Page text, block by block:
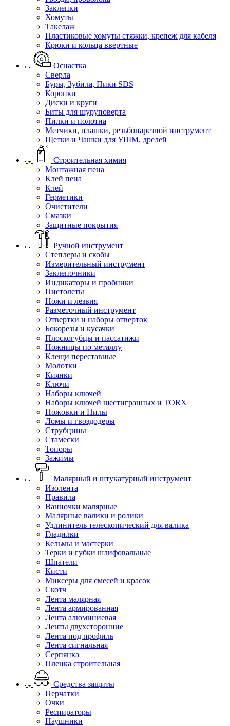
Заклепки
Хомуты
Такелаж
Пластиковые хомуты стяжки, крепеж для кабеля
Крюки и кольца ввертные
Оснастка
Сверла
Буры, Зубила, Пики SDS
Коронки
Диски и круги
Биты для шуруповерта
Пилки и полотна
Метчики, плашки, резьбонарезной инструмент
Щетки и Чашки для УШМ, дрелей
Строительная химия
Монтажная пена
Клей пена
Клей
Герметики
Очистители
Смазки
Защитные покрытия
Ручной инструмент
Степлеры и скобы
Измерительный инструмент
Заклепочники
Индикаторы и пробники
Пистолеты
Ножи и лезвия
Разметочный инструмент
Отвертки и наборы отверток
Бокорезы и кусачки
Плоскогубцы и пассатижи
Ножницы по металлу
Клещи переставные
Молотки
Киянки
Ключи
Наборы ключей
Наборы ключей шестигранных и TORX
Ножовки и Пилы
Ломы и гвоздодеры
Струбцины
Стамески
Топоры
Зажимы
Малярный и штукатурный инструмент
Изолента
Правила
Ванночки малярные
Малярные валики и ролики
Удлинитель телескопический для валика
Гладилки
Кельмы и мастерки
Терки и губки шлифовальные
Шпатели
Кисти
Миксеры для смесей и красок
Скотч
Лента малярная
Лента армированная
Лента алюминиевая
Ленты двухсторонние
Лента под профиль
Лента сигнальная
Серпянка
Пленка строительная
Средства защиты
Перчатки
Очки
Респираторы
Наушники